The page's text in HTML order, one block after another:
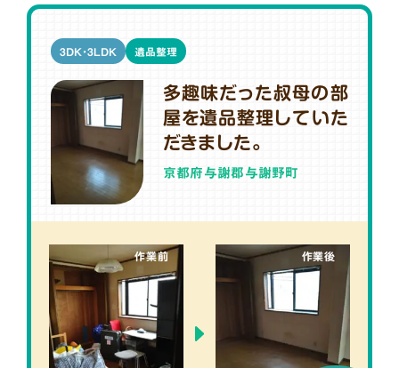
多趣味だった叔母の部
屋を遺品整理していた
だきました。
京都府与謝郡与謝野町
3DK・3LDK 遺品整理
作業前 作業後